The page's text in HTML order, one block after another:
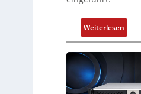
Weiterlesen:
D
r
k